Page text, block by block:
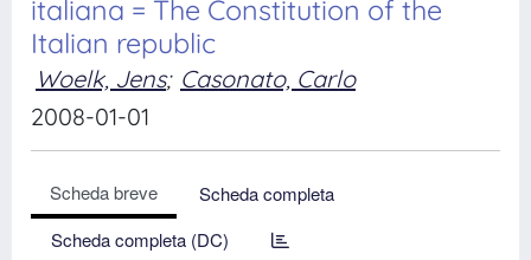
italiana = The Constitution of the
Italian republic
Woelk, Jens; Casonato, Carlo
2008-01-01
Scheda breve
Scheda completa
Scheda completa (DC)